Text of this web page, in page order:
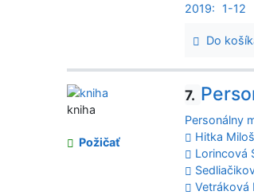
2019:
1-12
Do
7.
Personálny
Hitka Miloš
Lorincová
Vetráková
kniha
Požičať